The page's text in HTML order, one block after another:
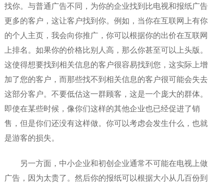
找你。与普通广告不同，为你的企业找到比电视和报纸广告
更多的客户，这让客户找到你。例如，当你在互联网上有你
的个人主页，我会向你推广，你可以根据你的出价在互联网
上排名。如果你的价格比别人高，那么你甚至可以上头版。
这使得想要找到相关信息的客户很容易找到您，这实际上增
加了您的客户，而那些找不到相关信息的客户很可能会失去
这部分客户。不要低估这一群顾客，这是一个庞大的群体。
即使在某些时候，像你们这样的其他企业也已经促进了销
售，但是你们还没有这样做。你可以考虑会发生什么，也就
是游客的损失。
另一方面，中小企业和初创企业通常不可能在电视上做
广告，因为太贵了。然后你的报纸可以根据大小从几百份到